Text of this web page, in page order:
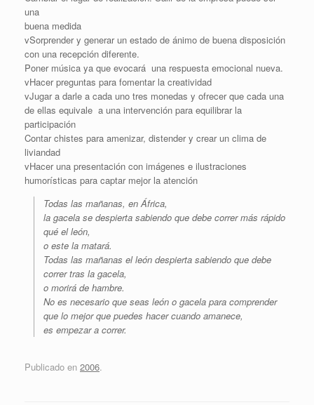
una
buena medida
vSorprender y generar un estado de ánimo de buena disposición
con una recepción diferente.
Poner música ya que evocará una respuesta emocional nueva.
vHacer preguntas para fomentar la creatividad
vJugar a darle a cada uno tres monedas y ofrecer que cada una
de ellas equivale a una intervención para equilibrar la
participación
Contar chistes para amenizar, distender y crear un clima de
liviandad
vHacer una presentación con imágenes e ilustraciones
humorísticas para captar mejor la atención
Todas las mañanas, en África,
la gacela se despierta sabiendo que debe correr más rápido
qué el león,
o este la matará.
Todas las mañanas el león despierta sabiendo que debe
correr tras la gacela,
o morirá de hambre.
No es necesario que seas león o gacela para comprender
que lo mejor que puedes hacer cuando amanece,
es empezar a correr.
Publicado en 2006.